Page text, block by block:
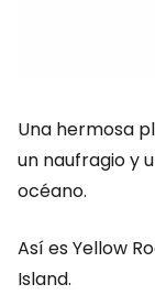
Una hermosa
un naufragio y
océano.
Así es Yellow
Island.